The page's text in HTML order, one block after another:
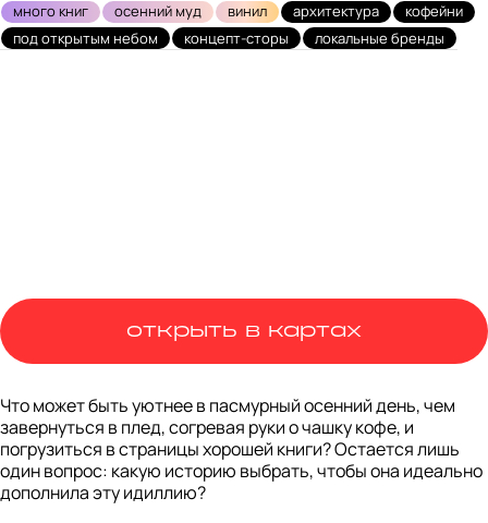
Что может быть уютнее в пасмурный осенний день, чем
завернуться в плед, согревая руки о чашку кофе, и
погрузиться в страницы хорошей книги? Остается лишь
один вопрос: какую историю выбрать, чтобы она идеально
дополнила эту идиллию?
много книг осенний муд винил архитектура
кофейни
под открытым небом
концепт-сторы локальные бренды
открыть в картах